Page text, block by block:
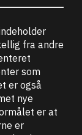
fra andre
som
er også
nye
er at
er